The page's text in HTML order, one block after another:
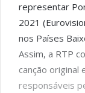
representar
2021
nos Países
Assim, a RTP
canção original
responsáveis